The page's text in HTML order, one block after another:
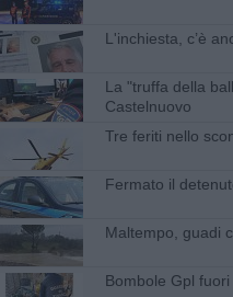
L'inchiesta, c’è
La "truffa della
Castelnuovo
Tre feriti nello
Fermato il
Maltempo, guadi
Bombole Gpl